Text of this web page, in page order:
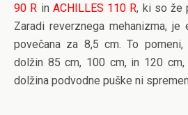
90 R in ACHILLES 110 R, ki so že
Zaradi reverznega mehanizma,
povečana za 8,5 cm. To
dolžin 85 cm, 100 cm, in 120
dolžina podvodne puške ni